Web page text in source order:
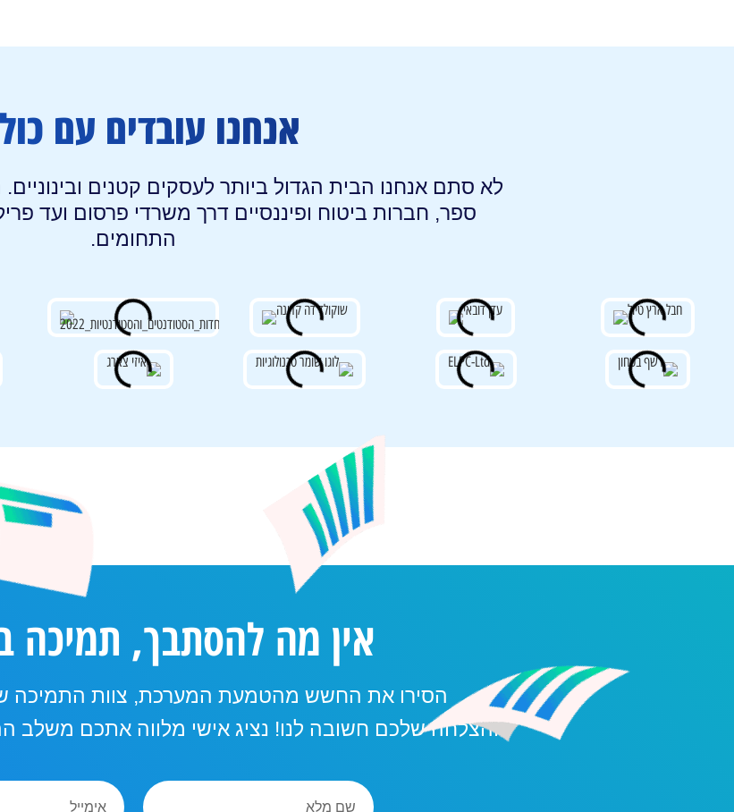
אנחנו עובדים עם
לא סתם אנחנו הבית הגדול ביותר לעסקים קטנים
ספר, חברות ביטוח ופיננסיים דרך משרדי פרסום ועד
התחומים.
אין מה להסתבך, תמיכה
הסירו את החשש מהטמעת המערכת, צוות התמיכה
ההצלחה שלכם חשובה לנו! נציג אישי מלווה אתכם משלב